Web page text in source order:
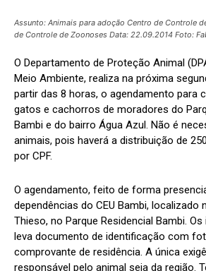
Assunto: Animais para adoção Centro de Controle
de Controle de Zoonoses Data: 22.09.2014 Foto:
O Departamento de Proteção Animal
Meio Ambiente, realiza na próxima
partir das 8 horas, o agendamento para
gatos e cachorros de moradores do
Bambi e do bairro Água Azul. Não é
animais, pois haverá a distribuição de
por CPF.
O agendamento, feito de forma
dependências do CEU Bambi, localizado
Thieso, no Parque Residencial Bambi.
leva documento de identificação com
comprovante de residência. A única
responsável pelo animal seja da região.